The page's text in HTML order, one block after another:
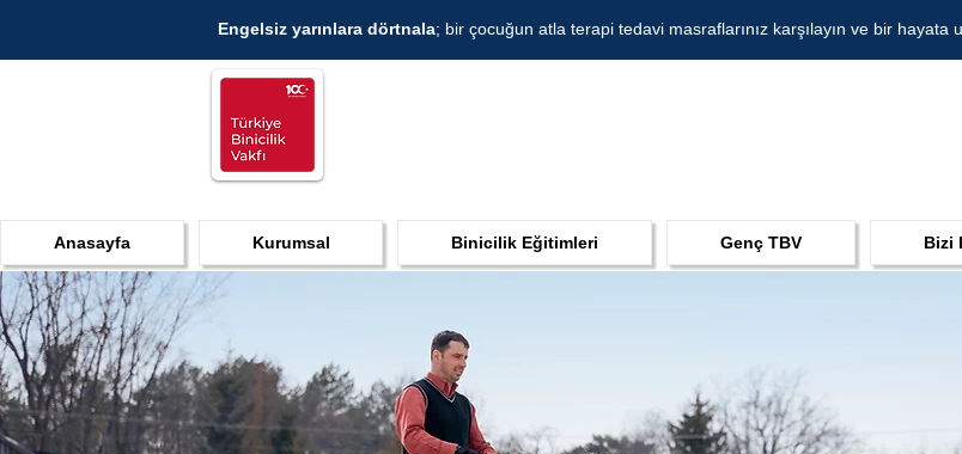
Engelsiz yarınlara dörtnala; bir çocuğun atla terapi tedavi masraflarınız karşılayın ve bir hayata
Anasayfa Kurumsal Binicilik Eğitimleri Genç TBV Bizi